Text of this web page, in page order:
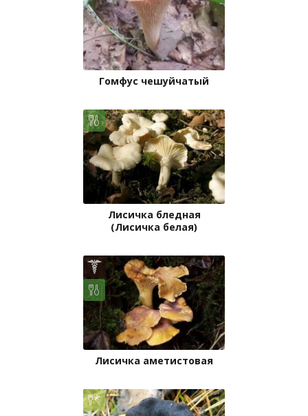
Гомфус чешуйчатый
Лисичка бледная
(Лисичка белая)
Лисичка аметистовая